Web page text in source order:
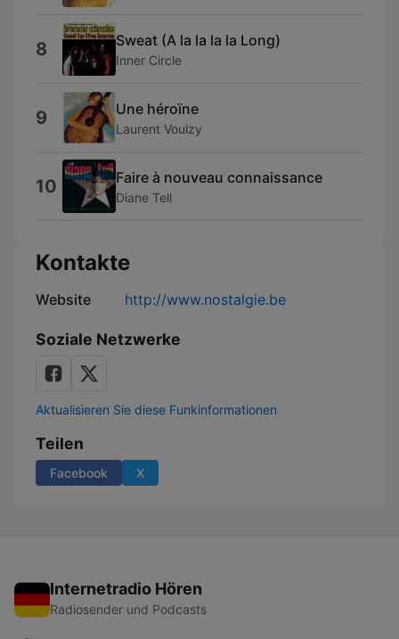
8 Sweat (A la la la la Long)
Inner Circle
9 Une héroïne
Laurent Voulzy
10 Faire à nouveau connaissance
Diane Tell
Kontakte
Website http://www.nostalgie.be
Soziale Netzwerke
Aktualisieren Sie diese Funkinformationen
Teilen
Facebook X
Internetradio Hören
Radiosender und Podcasts